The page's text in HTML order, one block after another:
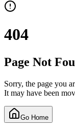
404
Page Not
Sorry, the page you
It may have been
Go Home